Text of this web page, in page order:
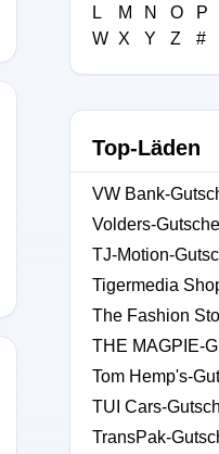
L M N O P
W X Y Z #
Top-Läden
VW Bank-
Volders-
TJ-Motion-
Tigermedia
The Fashion
THE MAGPIE-
Tom Hemp's-
TUI Cars-
TransPak-